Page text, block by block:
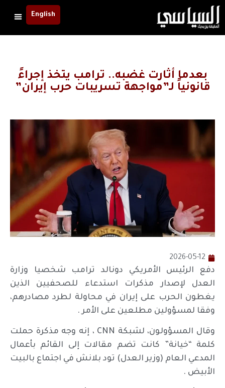
English
بعدما أثارت غضبه.. ترامب يتخذ إجراءً
قانونياً لـ”مواجهة تسريبات حرب إيران”
2026-05-12
دفع الرئيس الأمريكي دونالد ترامب شخصيا وزارة
العدل لإصدار مذكرات استدعاء للصحفيين الذين
يغطون الحرب على إيران في محاولة لطرد مصادرهم،
وفقا لمسؤولين مطلعين على الأمر .
وقال المسؤولون، لشبكة CNN ، إنه وجه مذكرة حملت
كلمة “خيانة” كانت تضم مقالات إلى القائم بأعمال
المدعي العام (وزير العدل) تود بلانش في اجتماع بالبيت
الأبيض .